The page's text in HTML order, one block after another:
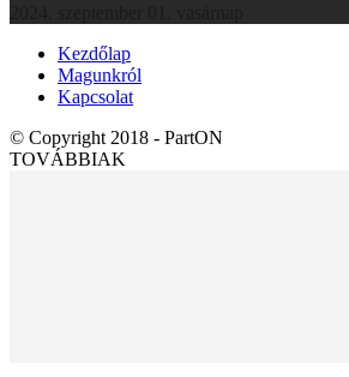
Kezdőlap
Magunkról
Kapcsolat
© Copyright 2018 - PartON
TOVÁBBIAK